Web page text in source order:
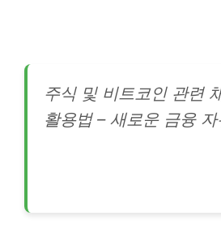
주식 및 비트코인 관련
활용법 – 새로운 금융